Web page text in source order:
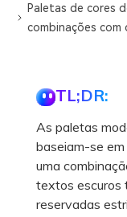
Paletas de cores
combinações com
TL;DR:
As paletas
baseiam-se
uma
textos escuros
reservadas